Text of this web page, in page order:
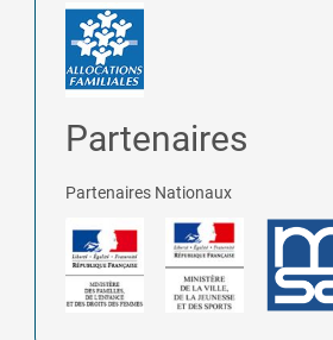
Partenaires
Partenaires Nationaux